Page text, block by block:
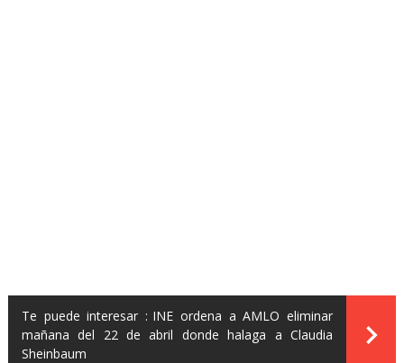
Te puede interesar : INE ordena a AMLO eliminar
mañana del 22 de abril donde halaga a Claudia
Sheinbaum